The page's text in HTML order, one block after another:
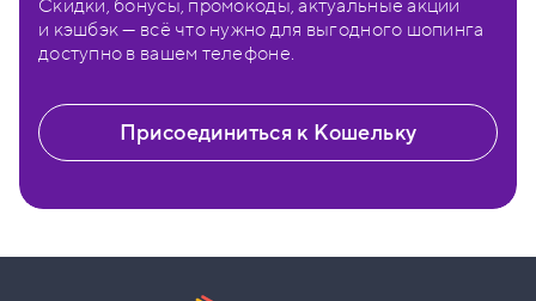
Скидки, бонусы, промокоды, актуальные акции
и кэшбэк — всё что нужно для выгодного шопинга
доступно в вашем телефоне.
Присоединиться к Кошельку